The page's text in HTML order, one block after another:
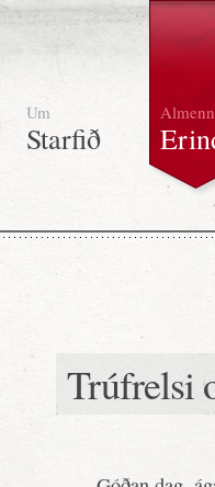
Um
Starfið
Almenn
Trúfrelsi